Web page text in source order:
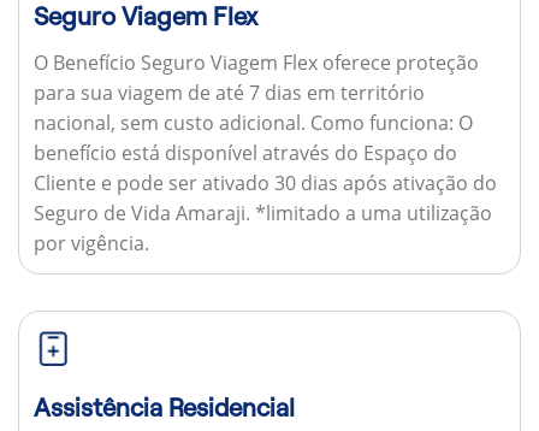
Seguro Viagem Flex
O Benefício Seguro Viagem Flex oferece proteção
para sua viagem de até 7 dias em território
nacional, sem custo adicional. Como funciona: O
benefício está disponível através do Espaço do
Cliente e pode ser ativado 30 dias após ativação do
Seguro de Vida Amaraji. *limitado a uma utilização
por vigência.
Assistência Residencial